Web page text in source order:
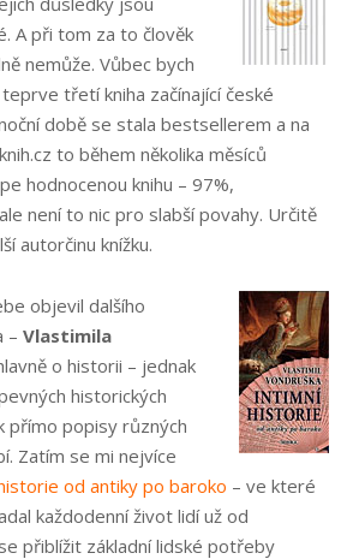
A při tom za to člověk
nemůže. Vůbec bych
třetí kniha začínající české
době se stala bestsellerem a na
to během několika měsíců
hodnocenou knihu – 97%,
není to nic pro slabší povahy. Určitě
autorčinu knížku.
objevil dalšího
– Vlastimila
o historii – jednak
historických
přímo popisy různých
Zatím se mi nejvíce
od antiky po baroko – ve které
každodenní život lidí už od
přiblížit základní lidské potřeby